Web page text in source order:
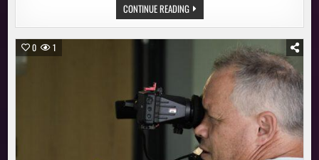
CONTINUE READINGGEMEINSAM
STARK:
RTL+
SKY
ERREICHT
11,41
MILLIONEN
MENSCHEN
0 1